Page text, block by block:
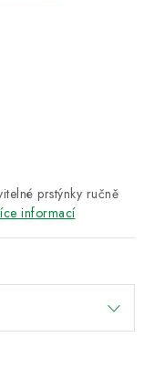
prstýnky ručně
informací